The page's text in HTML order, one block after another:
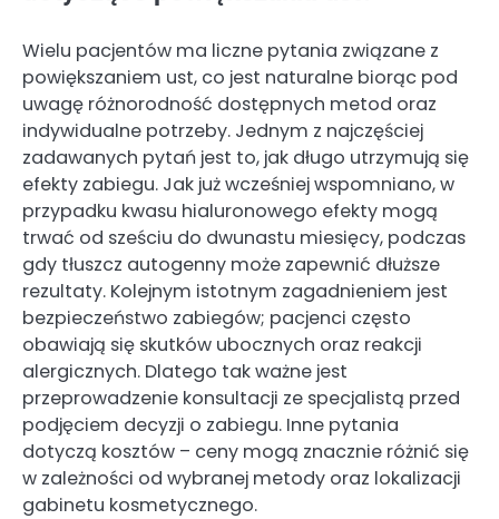
Wielu pacjentów ma liczne pytania związane z
powiększaniem ust, co jest naturalne biorąc pod
uwagę różnorodność dostępnych metod oraz
indywidualne potrzeby. Jednym z najczęściej
zadawanych pytań jest to, jak długo utrzymują się
efekty zabiegu. Jak już wcześniej wspomniano, w
przypadku kwasu hialuronowego efekty mogą
trwać od sześciu do dwunastu miesięcy, podczas
gdy tłuszcz autogenny może zapewnić dłuższe
rezultaty. Kolejnym istotnym zagadnieniem jest
bezpieczeństwo zabiegów; pacjenci często
obawiają się skutków ubocznych oraz reakcji
alergicznych. Dlatego tak ważne jest
przeprowadzenie konsultacji ze specjalistą przed
podjęciem decyzji o zabiegu. Inne pytania
dotyczą kosztów – ceny mogą znacznie różnić się
w zależności od wybranej metody oraz lokalizacji
gabinetu kosmetycznego.